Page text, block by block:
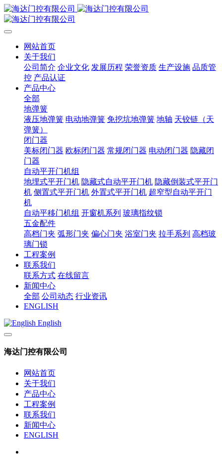
网站首页
关于我们
公司简介 企业文化 发展历程 荣誉资质 生产设施 品质管
控 产品认证
产品中心
全部
地弹簧
液压地弹簧 电动地弹簧 免挖坑地弹簧 地轴 天铰链（天
弹簧）
闭门器
美标闭门器 欧标闭门器 常规闭门器 电动闭门器 隐藏闭
门器
自动平开门机组
地埋式平开门机 隐藏式自动平开门机 隐藏倒装式平开门
机 侧置式平开门机 外置式平开门机 超窄型自动平开门
机
自动平移门机组 开窗机系列 玻璃指纹锁
五金配件
高档门夹 弧形门夹 偏心门夹 浴室门夹 拉手系列 高档玻
璃门锁
工程案例
联系我们
联系方式 在线留言
新闻中心
全部 公司动态 行业资讯
ENGLISH
English
海达门控有限公司
网站首页
关于我们
产品中心
工程案例
联系我们
新闻中心
ENGLISH